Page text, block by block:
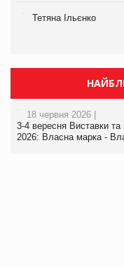
Тетяна Ільєнко
18 червня 2026 |
3-4 вересня Виставки
2026: Власна марка -